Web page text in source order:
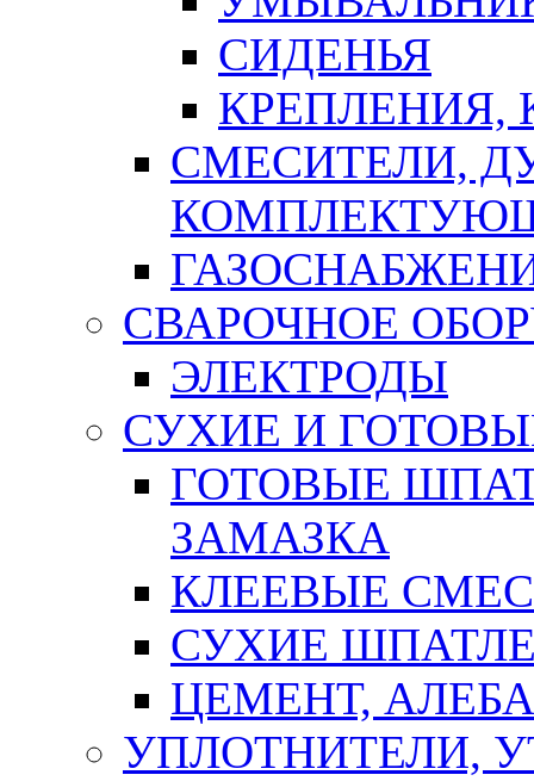
СИДЕНЬЯ
СМЕСИТЕЛИ,
СВАРОЧНОЕ
ЭЛЕКТРОДЫ
СУХИЕ И
ГОТОВЫЕ
ЗАМАЗКА
КЛЕЕВЫЕ
СУХИЕ
ЦЕМЕНТ,
УПЛОТНИТЕЛИ,